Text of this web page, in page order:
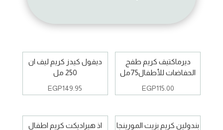
ديرماكتيف كريم طفح
الحفاضات للأطفال75مل
EGP115.00
ديفول كيدز كريم ليف ان
250 مل
EGP149.95
بندولين كريم بزيت المورينجا
اذ هيراديكت كريم اطفال